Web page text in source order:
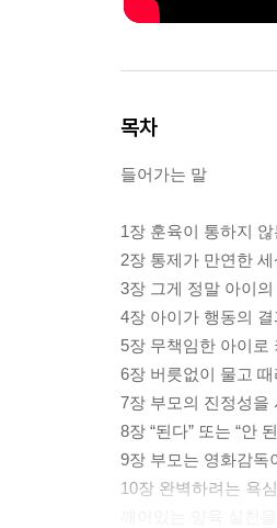
목차
들어가는 말
1장 훈육이 통하지
2장 통제가 만연한 세
3장 그게 정말 아이
4장 아이가 행동의
5장 무책임한 아이로
6장 버릇없이 물고
7장 부모의 진정성을
8장 “된다” 또는 “안
9장 부모는 영화감독
10장 완벽하려는 욕